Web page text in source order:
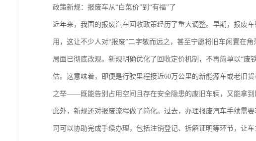
政策新规：报废车从“白菜价”到“有福”了
近年来，我国的报废汽车回收政策经历了重大调整。早期，报废
用，这让不少人对“报废”二字敬而远之，甚至宁愿将旧车闲置在
局面已彻底改观。新规明确优化了回收定价机制，不再简单以“
估。这意味着，即便是行驶里程接近60万公里的新能源车或老旧
之举——既能告别占用空间且存在安全隐患的废旧车辆，又能拿到
此外，新规还对报废流程做了简化。过去，办理报废汽车手续需
司可以协助完成手续办理，包括注销登记、拆解证明等环节，让